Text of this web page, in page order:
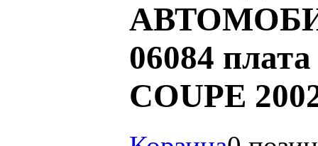
06084
COUPE